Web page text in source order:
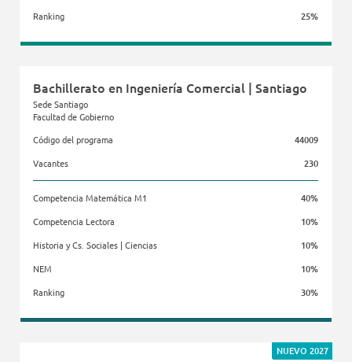
Ranking 25%
Facultad de Medicina Clínica Alemana - Universidad del Desarrollo
Bachillerato en Ingeniería Comercial | Santiago
Sede Santiago
Facultad de Gobierno
Código del programa
44009
Vacantes 230
Competencia Matemática M1 40%
Competencia Lectora 10%
Historia y Cs. Sociales | Ciencias 10%
NEM 10%
Ranking 30%
Facultad de Gobierno
NUEVO 2027